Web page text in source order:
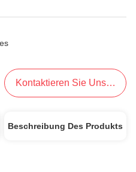
Kontaktieren Sie Uns Jetzt
Beschreibung Des Produkts